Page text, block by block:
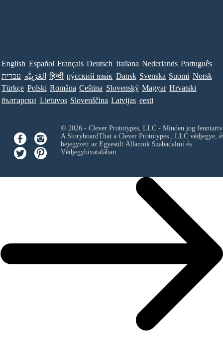
English Español Français Deutsch Italiana Nederlands Português
עברית العَرَبِيَّة हिन्दी ру́сский язы́к Dansk Svenska Suomi Norsk
Türkçe Polski Româna Ceština Slovenský Magyar Hrvatski
български Lietuvos Slovenščina Latvijas eesti
© 2026 - Clever Prototypes, LLC - Minden jog
A StoryboardThat a Clever Prototypes , LLCvédjegye,
bejegyzett az Egyesült Államok Szabadalmi és
Védjegyhivatalában